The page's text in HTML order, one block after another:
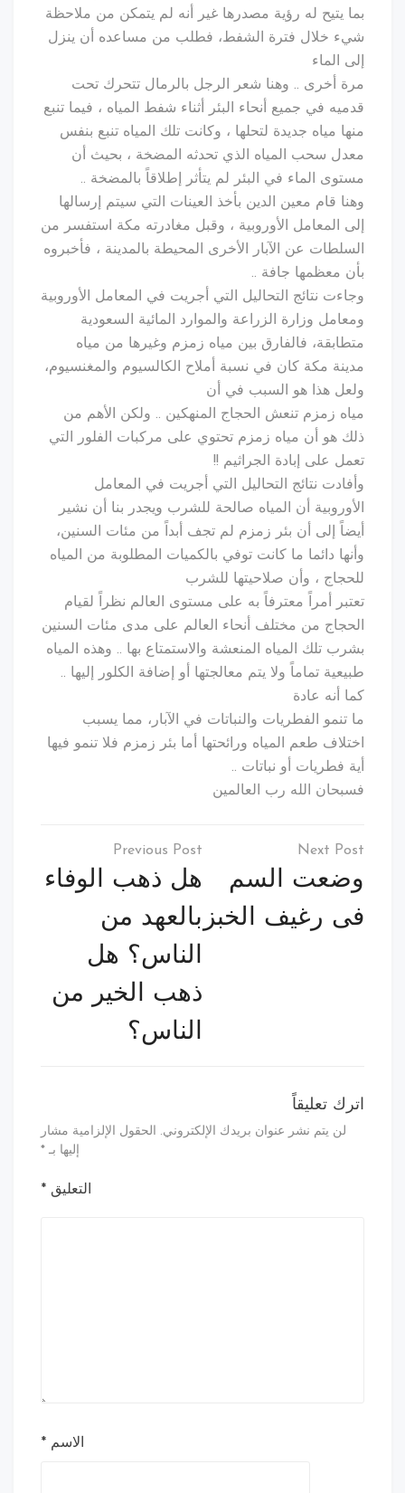
بما يتيح له رؤية مصدرها غير أنه لم يتمكن من ملاحظة
شيء خلال فترة الشفط، فطلب من مساعده أن ينزل
إلى الماء
مرة أخرى .. وهنا شعر الرجل بالرمال تتحرك تحت
قدميه في جميع أنحاء البئر أثناء شفط المياه ، فيما تنبع
منها مياه جديدة لتحلها ، وكانت تلك المياه تنبع بنفس
معدل سحب المياه الذي تحدثه المضخة ، بحيث أن
مستوى الماء في البئر لم يتأثر إطلاقاً بالمضخة ..
وهنا قام معين الدين بأخذ العينات التي سيتم إرسالها
إلى المعامل الأوروبية ، وقبل مغادرته مكة استفسر من
السلطات عن الآبار الأخرى المحيطة بالمدينة ، فأخبروه
بأن معظمها جافة ..
وجاءت نتائج التحاليل التي أجريت في المعامل الأوروبية
ومعامل وزارة الزراعة والموارد المائية السعودية
متطابقة، فالفارق بين مياه زمزم وغيرها من مياه
مدينة مكة كان في نسبة أملاح الكالسيوم والمغنسيوم،
ولعل هذا هو السبب في أن
مياه زمزم تنعش الحجاج المنهكين .. ولكن الأهم من
ذلك هو أن مياه زمزم تحتوي على مركبات الفلور التي
تعمل على إبادة الجراثيم !!
وأفادت نتائج التحاليل التي أجريت في المعامل
الأوروبية أن المياه صالحة للشرب ويجدر بنا أن نشير
أيضاً إلى أن بئر زمزم لم تجف أبداً من مئات السنين،
وأنها دائما ما كانت توفي بالكميات المطلوبة من المياه
للحجاج ، وأن صلاحيتها للشرب
تعتبر أمراً معترفاً به على مستوى العالم نظراً لقيام
الحجاج من مختلف أنحاء العالم على مدى مئات السنين
بشرب تلك المياه المنعشة والاستمتاع بها .. وهذه المياه
طبيعية تماماً ولا يتم معالجتها أو إضافة الكلور إليها ..
كما أنه عادة
ما تنمو الفطريات والنباتات في الآبار، مما يسبب
اختلاف طعم المياه ورائحتها أما بئر زمزم فلا تنمو فيها
أية فطريات أو نباتات ..
فسبحان الله رب العالمين
تصفّح
المقالات
هل ذهب الوفاء
بالعهد من
الناس؟ هل
ذهب الخير من
الناس؟
وضعت السم
فى رغيف الخبز
اترك تعليقاً
لن يتم نشر عنوان بريدك الإلكتروني. الحقول الإلزامية مشار
إليها بـ *
التعليق *
الاسم *